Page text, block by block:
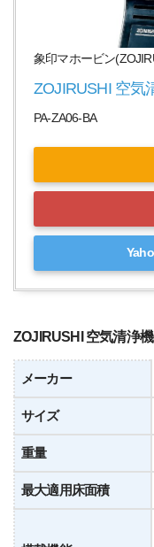
象印マホービン
ZOJIRUSHI 空気
PA-ZA06-BA
ZOJIRUSHI 空気清浄
メーカー
サイズ
重量
最大適用床面積